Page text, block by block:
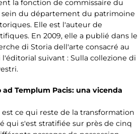
la fonction de commissaire du
du département du patrimoine
Elle est l'auteur de
En 2009, elle a publié dans le
di Storia dell'arte consacré au
l'éditorial suivant : Sulla collezione di
Templum Pacis: una vicenda
est ce qui reste de la transformation
qui s'est stratifiée sur près de cinq